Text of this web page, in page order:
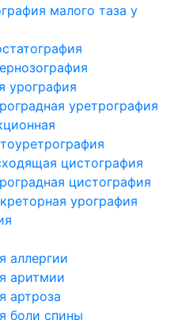
малого таза у
урография
уретрография
цистография
цистография
урография
аллергии
аритмии
артроза
боли спины